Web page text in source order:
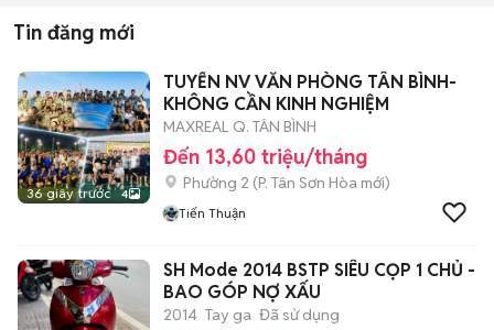
Tin đăng mới
36 giây trước 4
TUYỂN NV VĂN PHÒNG TÂN BÌNH-
KHÔNG CẦN KINH NGHIỆM
MAXREAL Q. TÂN BÌNH
Đến 13,60 triệu/tháng
Phường 2 (P. Tân Sơn Hòa mới)
Tiến Thuận
SH Mode 2014 BSTP SIÊU CỌP 1 CHỦ -
BAO GÓP NỢ XẤU
2014 Tay ga Đã sử dụng